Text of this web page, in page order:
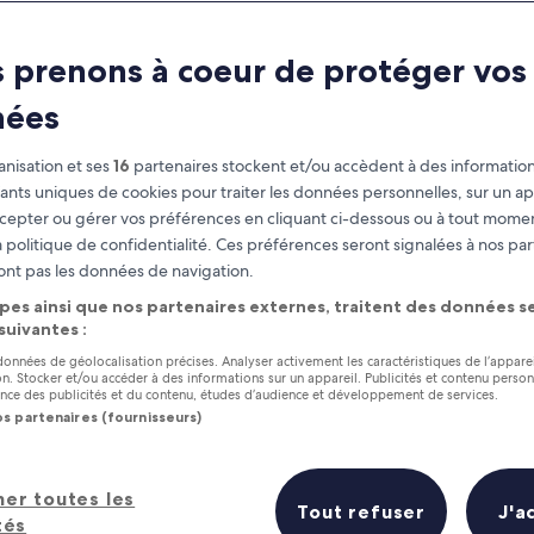
Gagnez des récompenses pour
chaque nuit séjournée
7 août - 9 août
5 meilleurs hôtels à proximité
prenons à coeur de protéger vos
et ses16 partenaires stockent et/ou accèdent à des
uniques de cookies pour traiter les données personnelles, sur un
ou gérer vos préférences en cliquant ci-dessous ou à tout
politique de confidentialité. Ces préférences seront signalées à nos
pas les données de navigation.
ainsi que nos partenaires externes, traitent des données
:
de géolocalisation précises. Analyser activement les caractéristiques de
Stocker et/ou accéder à des informations sur un appareil. Publicités et contenu
des publicités et du contenu, études d’audience et développement de services.
partenaires (fournisseurs)
toutes les
Tout refuser